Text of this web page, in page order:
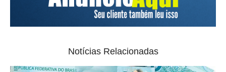
Notícias Relacionadas